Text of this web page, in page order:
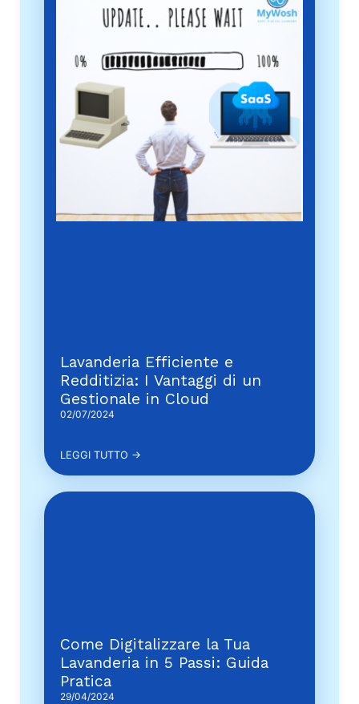
Lavanderia Efficiente e
Redditizia: I Vantaggi di un
Gestionale in Cloud
02/07/2024
LEGGI TUTTO →
Come Digitalizzare la Tua
Lavanderia in 5 Passi: Guida
Pratica
29/04/2024